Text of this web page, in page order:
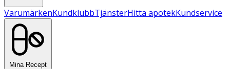
VarumärkenKundklubbTjänsterHitta apotekKundservice
Mina Recept